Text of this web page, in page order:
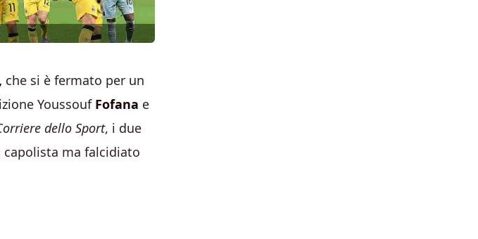
, che si è fermato per un
Youssouf Fofana e
dello Sport, i due
ma falcidiato